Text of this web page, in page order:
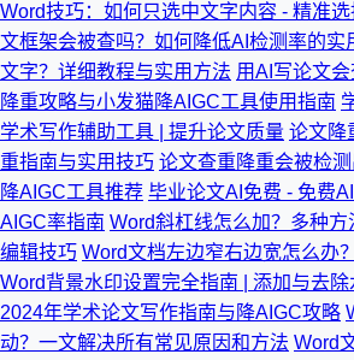
Word技巧：如何只选中文字内容 - 精准
文框架会被查吗？如何降低AI检测率的实
文字？详细教程与实用方法 用AI写论文
降重攻略与小发猫降AIGC工具使用指南
学术写作辅助工具 | 提升论文质量 论文降
重指南与实用技巧 论文查重降重会被检
降AIGC工具推荐 毕业论文AI免费 - 免费
AIGC率指南 Word斜杠线怎么加？多种
编辑技巧 Word文档左边窄右边宽怎么办
Word背景水印设置完全指南 | 添加与去除
2024年学术论文写作指南与降AIGC攻略
动？一文解决所有常见原因和方法 Word